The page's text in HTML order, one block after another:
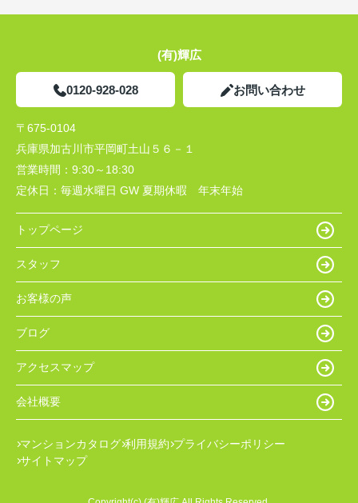
(有)輝広
0120-928-028 お問い合わせ
〒675-0104
兵庫県加古川市平岡町土山５６－１
営業時間： 9:30～18:30
定休日： 毎週水曜日 GW 夏期休暇 年末年始
トップページ
スタッフ
お客様の声
ブログ
アクセスマップ
会社概要
マンションカタログ 利用規約 プライバシーポリシー
サイトマップ